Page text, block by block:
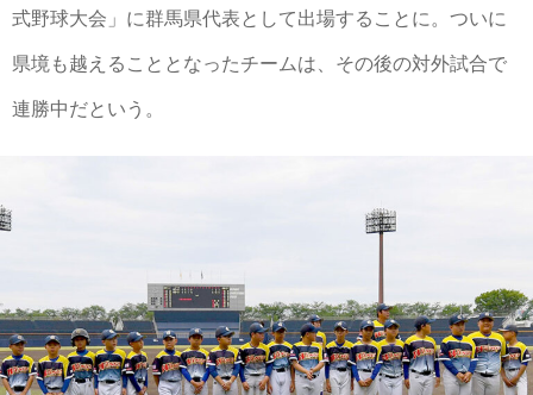
式野球大会」に群馬県代表として出場することに。ついに
県境も越えることとなったチームは、その後の対外試合で
連勝中だという。